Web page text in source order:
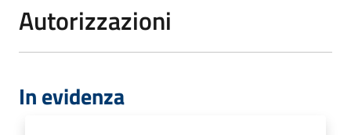
Autorizzazioni
In evidenza